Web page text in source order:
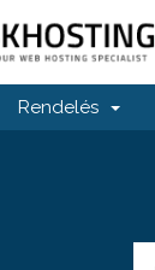
Rendelés